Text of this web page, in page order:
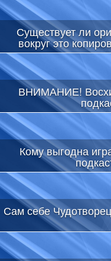
Существует ли
вокруг это
ВНИМАНИЕ!
Кому выгодна
Сам себе